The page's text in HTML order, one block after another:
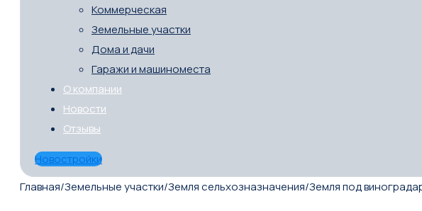
Коммерческая
Земельные участки
Дома и дачи
Гаражи и машиноместа
О компании
Новости
Отзывы
Новостройки
Главная/Земельные участки/Земля сельхозназначения/Земля под